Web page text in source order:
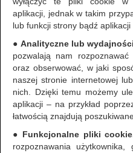
aplikacji, jednak w takim
lub funkcji strony bądź
● Analityczne lub
pozwalają nam
oraz obserwować, w jaki
naszej stronie internetowej
nich. Dzięki temu możemy
aplikacji – na przykład
łatwością znajdują
● Funkcjonalne pliki
rozpoznawania